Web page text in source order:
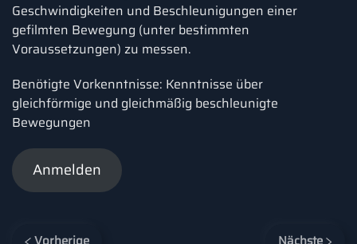
Geschwindigkeiten und Beschleunigungen einer
gefilmten Bewegung (unter bestimmten
Voraussetzungen) zu messen.
Benötigte Vorkenntnisse: Kenntnisse über
gleichförmige und gleichmäßig beschleunigte
Bewegungen
Anmelden